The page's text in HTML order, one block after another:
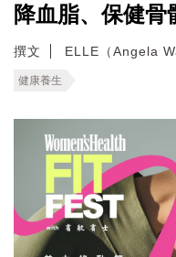
降血脂、保健骨
撰文 ELLE（Angela
健康養生